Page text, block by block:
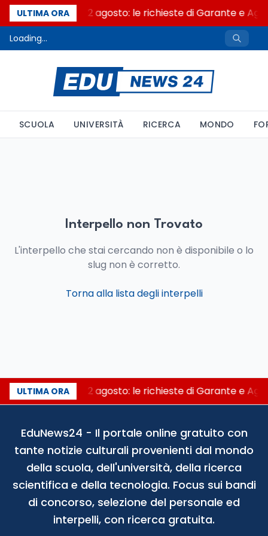
ULTIMA ORA
AI Act al via il 2 agosto: le richieste di Garante e
Loading...
SCUOLA UNIVERSITÀ RICERCA MONDO
Interpello non Trovato
L'interpello che stai cercando non è disponibile o lo
slug non è corretto.
Torna alla lista degli interpelli
ULTIMA ORA
AI Act al via il 2 agosto: le richieste di Garante e
EduNews24 - Il portale online gratuito con
tante notizie culturali provenienti dal mondo
della scuola, dell'università, della ricerca
scientifica e della tecnologia. Focus sui bandi
di concorso, selezione del personale ed
interpelli, con ricerca gratuita.